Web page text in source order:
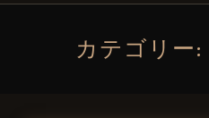
カテゴリー: